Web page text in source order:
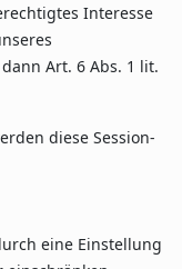
Interesse
Art. 6 Abs. 1 lit.
diese Session-
eine Einstellung